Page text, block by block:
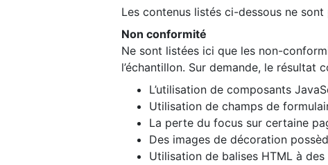
Les contenus listés ci-dessous ne
Non conformité
Ne sont listées ici que les non-
l’échantillon. Sur demande, le résultat
L’utilisation de composants
Utilisation de champs de
La perte du focus sur certaine
Des images de décoration
Utilisation de balises HTML à